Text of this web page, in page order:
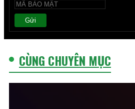
Gửi
CÙNG CHUYÊN MỤC